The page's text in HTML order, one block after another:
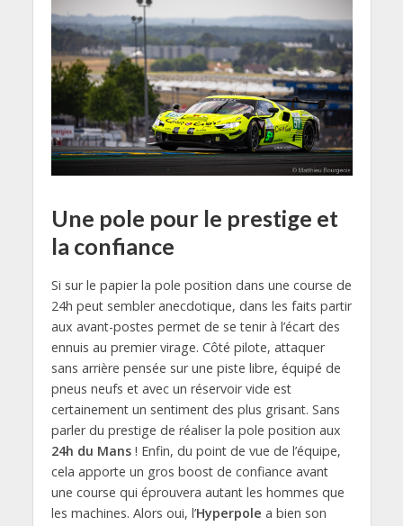
Une pole pour le prestige et
la confiance
Si sur le papier la pole position dans une course de
24h peut sembler anecdotique, dans les faits partir
aux avant-postes permet de se tenir à l’écart des
ennuis au premier virage. Côté pilote, attaquer
sans arrière pensée sur une piste libre, équipé de
pneus neufs et avec un réservoir vide est
certainement un sentiment des plus grisant. Sans
parler du prestige de réaliser la pole position aux
24h du Mans! Enfin, du point de vue de l’équipe,
cela apporte un gros boost de confiance avant
une course qui éprouvera autant les hommes que
les machines. Alors oui, l’Hyperpole a bien son